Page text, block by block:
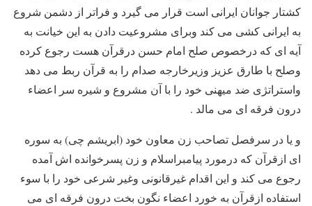
کشتار جوانان ایرانی است قرار می گیرد و فراتر از دشمن شروع
به ایرانی کشی می کند وبرای مشروعیت دادن به این خیانت به
آیه ای که درخصوص صلح امام حسن درقرآن هست رجوع کرده
وصلح با طارق عزیز وزیرخارجه صدام را به قرآن ربط می دهد
واستراتژی ضد میهنی خود را با آن مشروع و شیره سر اعضاء
درون فرقه ای می مالد .
و یا در سرفصل تصاحب زن معاون خود (ابریشم چی) به سوره
ای ازقرآن که درمورد پیامبراسلام و زن پسرخوانده اش آمده
رجوع می کند و این اقدام غیرقانونی وغیر شرعی خود را با سوء
استفاده ازقرآن به خورد اعضاء نگون بخت درون فرقه ای می